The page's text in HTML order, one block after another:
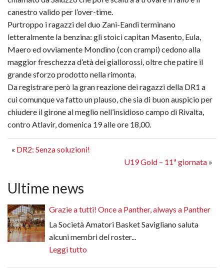
canestro valido per l’over-time.
Purtroppo i ragazzi del duo Zani-Eandi terminano
letteralmente la benzina: gli stoici capitan Masento, Eula,
Maero ed ovviamente Mondino (con crampi) cedono alla
maggior freschezza d’età dei giallorossi, oltre che patire il
grande sforzo prodotto nella rimonta.
Da registrare però la gran reazione dei ragazzi della DR1 a
cui comunque va fatto un plauso, che sia di buon auspicio per
chiudere il girone al meglio nell’insidioso campo di Rivalta,
contro Atlavir, domenica 19 alle ore 18,00.
« DR2: Senza soluzioni!
U19 Gold – 11ª giornata »
Ultime news
Grazie a tutti! Once a Panther, always a Panther
La Società Amatori Basket Savigliano saluta
alcuni membri del roster...
Leggi tutto